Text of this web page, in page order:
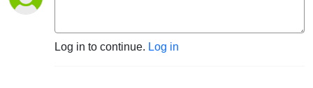
Log in to continue. Log in